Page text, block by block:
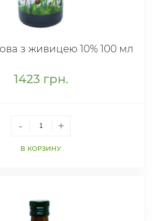
з живицею 10% 100 мл
1423 грн.
- +
В КОРЗИНУ